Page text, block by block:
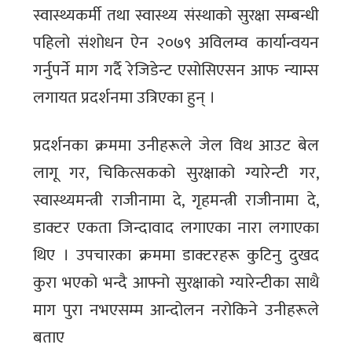
स्वास्थ्यकर्मी तथा स्वास्थ्य संस्थाको सुरक्षा सम्बन्धी
पहिलो संशोधन ऐन २०७९ अविलम्व कार्यान्वयन
गर्नुपर्ने माग गर्दै रेजिडेन्ट एसोसिएसन आफ न्याम्स
लगायत प्रदर्शनमा उत्रिएका हुन् ।
प्रदर्शनका क्रममा उनीहरूले जेल विथ आउट बेल
लागू गर, चिकित्सकको सुरक्षाको ग्यारेन्टी गर,
स्वास्थ्यमन्त्री राजीनामा दे, गृहमन्त्री राजीनामा दे,
डाक्टर एकता जिन्दावाद लगाएका नारा लगाएका
थिए । उपचारका क्रममा डाक्टरहरू कुटिनु दुखद
कुरा भएको भन्दै आफ्नो सुरक्षाको ग्यारेन्टीका साथै
माग पुरा नभएसम्म आन्दोलन नरोकिने उनीहरूले
बताए